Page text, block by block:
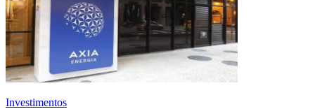
Investimentos